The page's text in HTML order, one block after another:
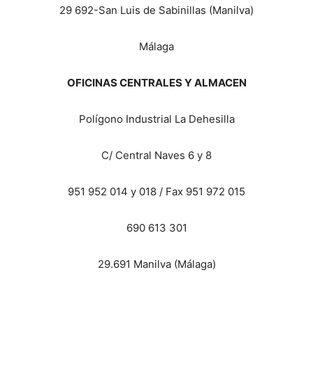
29 692-San Luis de Sabinillas (Manilva)
Málaga
OFICINAS CENTRALES Y ALMACEN
Polígono Industrial La Dehesilla
C/ Central Naves 6 y 8
951 952 014 y 018 / Fax 951 972 015
690 613 301
29.691 Manilva (Málaga)